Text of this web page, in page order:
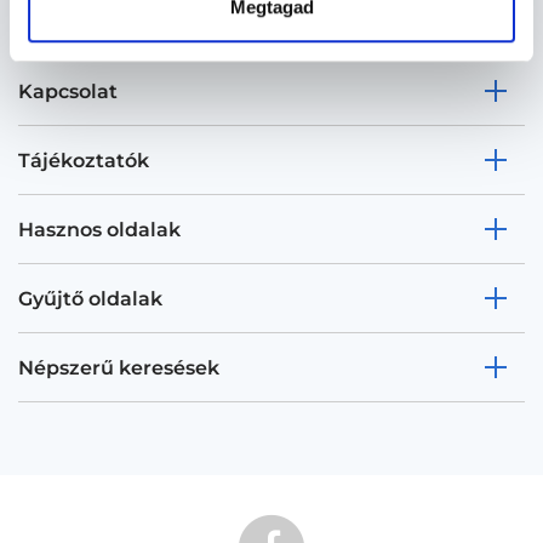
Megtagad
Kapcsolat
Tájékoztatók
Hasznos oldalak
Gyűjtő oldalak
Népszerű keresések